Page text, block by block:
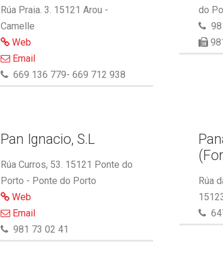
Rúa Praia. 3. 15121 Arou -
Camelle
Web
Email
669 136 779- 669 712 938
do
Pan Ignacio, S.L
Rúa Curros, 53. 15121 Ponte do
Porto - Ponte do Porto
Web
Email
981 73 02 41
Rúa